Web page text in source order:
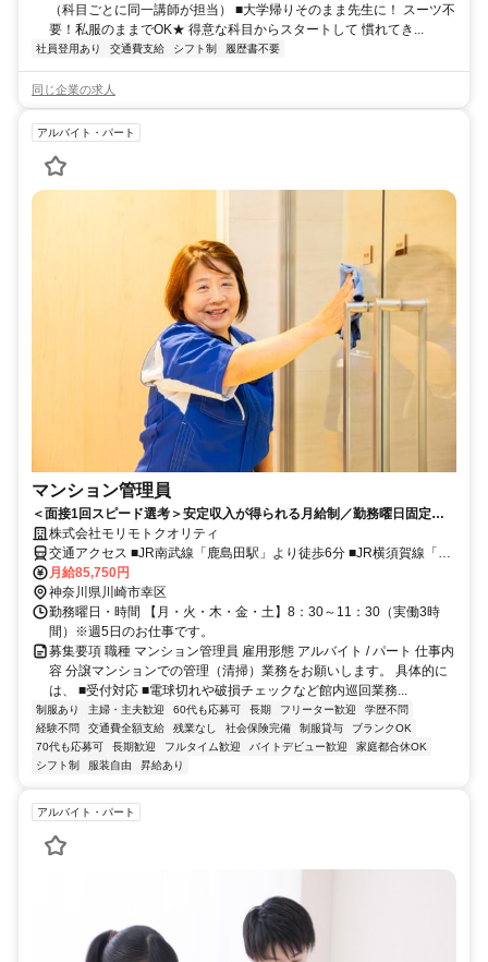
（科目ごとに同一講師が担当） ■大学帰りそのまま先生に！ スーツ不
要！私服のままでOK★ 得意な科目からスタートして 慣れてき...
社員登用あり 交通費支給 シフト制 履歴書不要
同じ企業の求人
アルバイト・パート
マンション管理員
＜面接1回スピード選考＞安定収入が得られる月給制／勤務曜日固定／
入社時期は応相談／40～60代活躍中
株式会社モリモトクオリティ
交通アクセス ■JR南武線「鹿島田駅」より徒歩6分 ■JR横須賀線「新
川崎駅」より徒歩11分
月給85,750円
神奈川県川崎市幸区
勤務曜日・時間 【月・火・木・金・土】8：30～11：30（実働3時
間）※週5日のお仕事です。
募集要項 職種 マンション管理員 雇用形態 アルバイト / パート 仕事内
容 分譲マンションでの管理（清掃）業務をお願いします。 具体的に
は、 ■受付対応 ■電球切れや破損チェックなど館内巡回業務...
制服あり 主婦・主夫歓迎 60代も応募可 長期 フリーター歓迎
学歴不問
経験不問
交通費全額支給 残業なし 社会保険完備 制服貸与
ブランクOK
70代も応募可
長期歓迎 フルタイム歓迎 バイトデビュー歓迎
家庭都合休OK
シフト制
服装自由 昇給あり
アルバイト・パート